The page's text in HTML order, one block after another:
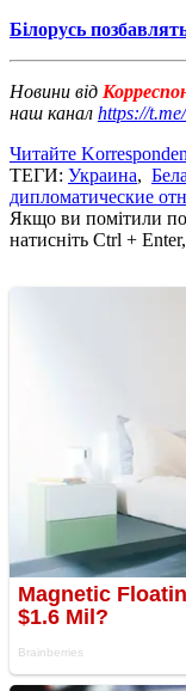
Білорусь
Новини від
наш канал https://
Читайте
ТЕГИ: Украина,
дипломатические
Якщо ви помітили
натисніть Ctrl +